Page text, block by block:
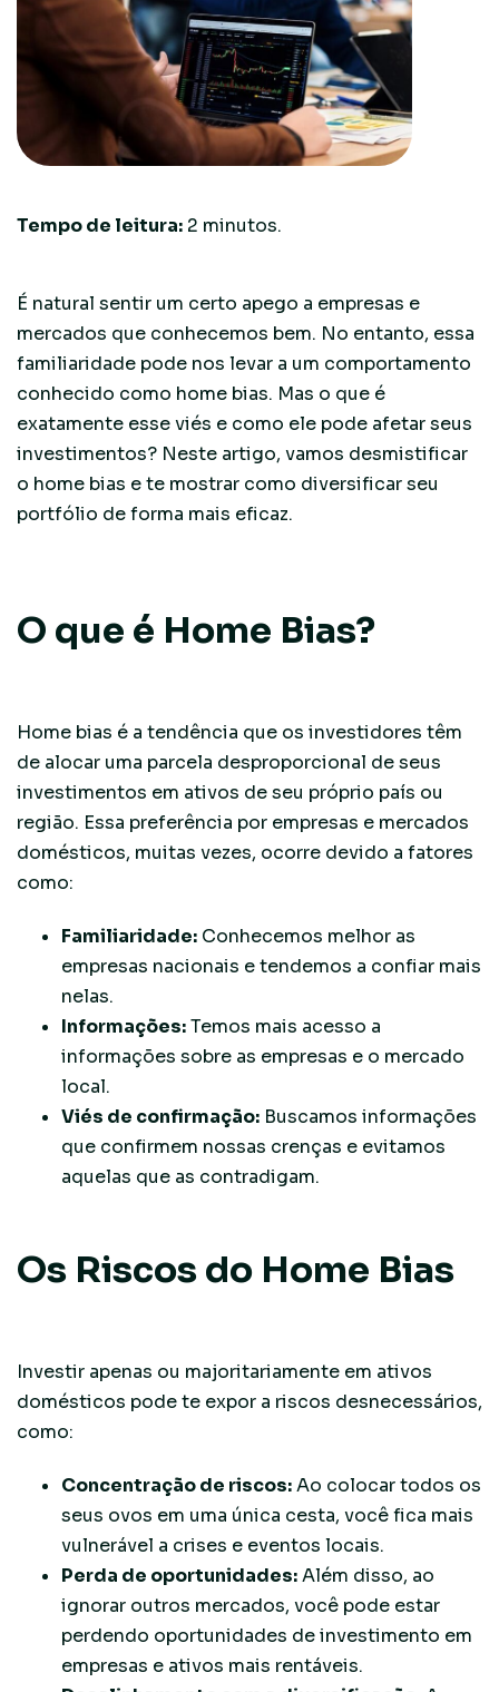
Tempo de leitura: 2 minutos.
É natural sentir um certo apego a empresas e
mercados que conhecemos bem. No entanto, essa
familiaridade pode nos levar a um comportamento
conhecido como home bias. Mas o que é
exatamente esse viés e como ele pode afetar seus
investimentos? Neste artigo, vamos desmistificar
o home bias e te mostrar como diversificar seu
portfólio de forma mais eficaz.
O que é Home Bias?
Home bias é a tendência que os investidores têm
de alocar uma parcela desproporcional de seus
investimentos em ativos de seu próprio país ou
região. Essa preferência por empresas e mercados
domésticos, muitas vezes, ocorre devido a fatores
como:
Familiaridade: Conhecemos melhor as
empresas nacionais e tendemos a confiar mais
nelas.
Informações:Temos mais acesso a
informações sobre as empresas e o mercado
local.
Viés de confirmação: Buscamos informações
que confirmem nossas crenças e evitamos
aquelas que as contradigam.
Os Riscos do Home Bias
Investir apenas ou majoritariamente em ativos
domésticos pode te expor a riscos desnecessários,
como:
Concentração de riscos:Ao colocar todos os
seus ovos em uma única cesta, você fica mais
vulnerável a crises e eventos locais.
Perda de oportunidades:Além disso, ao
ignorar outros mercados, você pode estar
perdendo oportunidades de investimento em
empresas e ativos mais rentáveis.